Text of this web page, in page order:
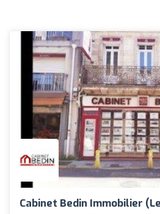
Cabinet Bedin Immobilier